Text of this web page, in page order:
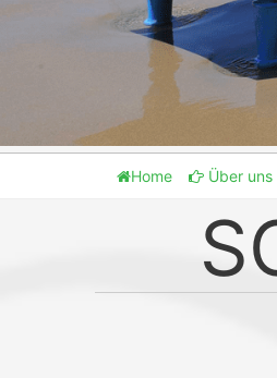
Home Über uns